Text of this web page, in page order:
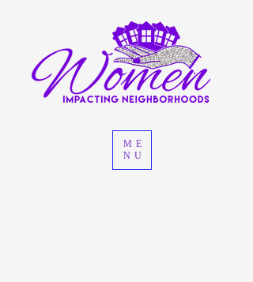
ME
NU